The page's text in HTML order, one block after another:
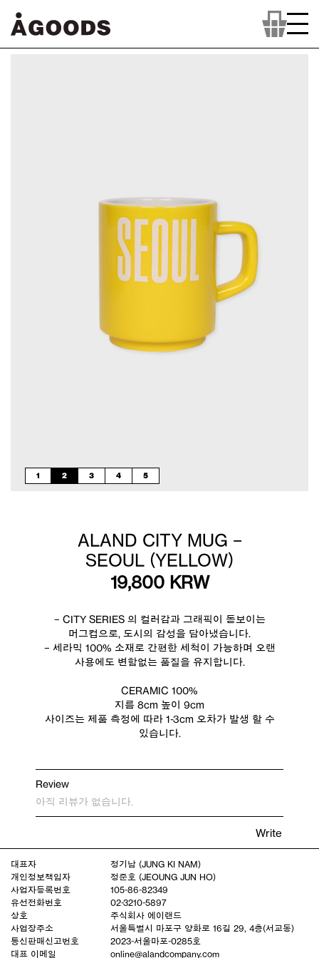
컨
1 2 3 4 5
ALAND CITY MUG –
SEOUL (YELLOW)
19,800KRW
– CITY SERIES 의 컬러감과 그래픽이 돋보이는
머그컵으로, 도시의 감성을 담아냈습니다.
– 세라믹 100% 소재로 간편한 세척이 가능하며 오랜
사용에도 변함없는 품질을 유지합니다.
CERAMIC 100%
지름 8cm 높이 9cm
사이즈는 제품 측정에 따라 1-3cm 오차가 발생 할 수
있습니다.
Review
Write
아직 리뷰가 없습니다.
대표자
정기남 (JUNG KI NAM)
개인정보책임자
정준호 (JEOUNG JUN HO)
사업자등록번호
105-86-82349
유선전화번호
02-3210-5897
상호
주식회사 에이랜드
사업장주소
서울특별시 마포구 양화로 16길 29, 4층(서교동)
통신판매신고번호
2023-서울마포-0285호
대표 이메일
online@alandcompany.com